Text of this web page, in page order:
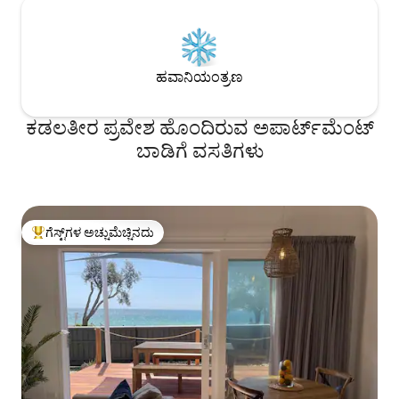
ಹವಾನಿಯಂತ್ರಣ
ಕಡಲತೀರ ಪ್ರವೇಶ ಹೊಂದಿರುವ ಅಪಾರ್ಟ್‌ಮೆಂಟ್
ಬಾಡಿಗೆ ವಸತಿಗಳು
ಗೆಸ್ಟ್‌ಗಳಿಗೆ ಅತಿ ಹೆಚ್ಚು ಅಚ್ಚುಮೆಚ್ಚಿನದು
ಗೆಸ್ಟ್‌ಗಳ ಅಚ್ಚುಮೆಚ್ಚಿನದು